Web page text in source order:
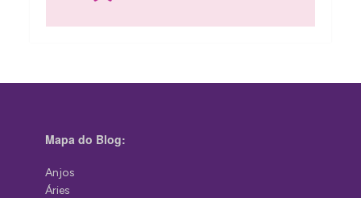
Mapa do Blog:
Anjos
Áries